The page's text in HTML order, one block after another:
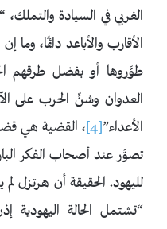
الغربي في السيادة
الأقارب والأباعد دائمًا،
طوَّروها أو بفضل طرقهم
العدوان وشنِّ الحرب على
الأعداء”[4]
، القضية هي
تصوَّر عند أصحاب الفكر
لليهود. الحقيقة أن هرتزل
“تشتمل الحالة اليهودية